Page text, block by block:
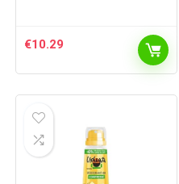
€10.29